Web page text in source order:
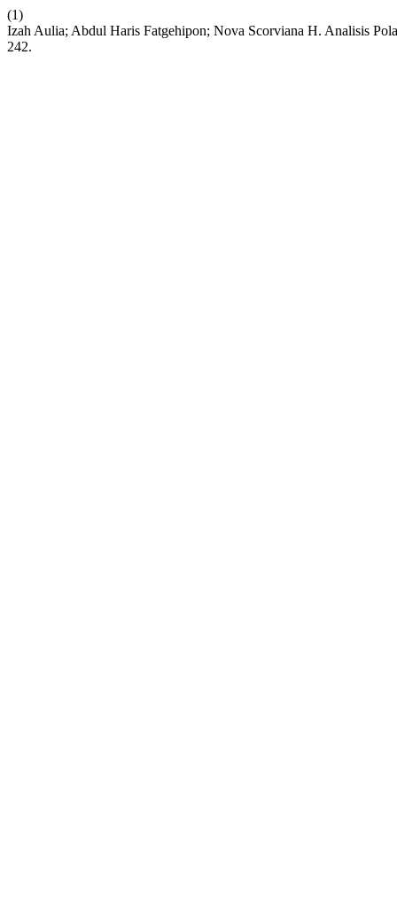
(1)
Izah Aulia; Abdul Haris Fatgehipon; Nova Scorviana H. Analisis
242.